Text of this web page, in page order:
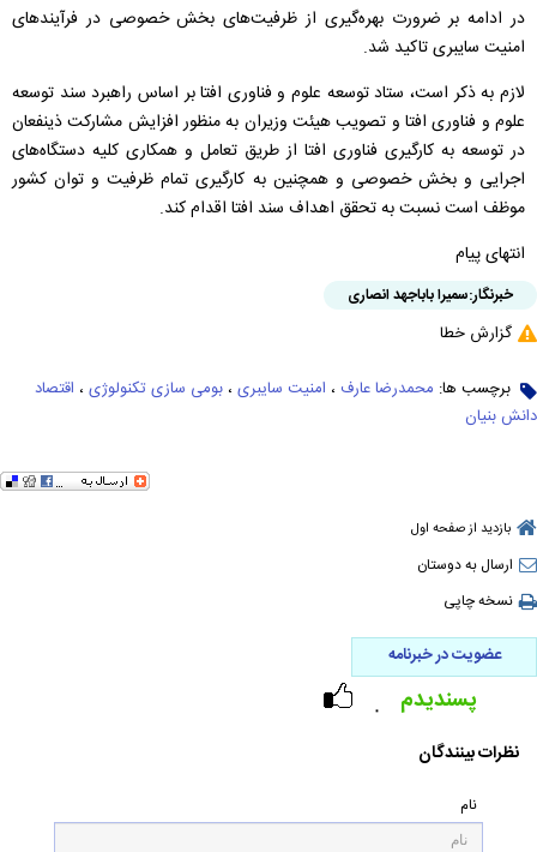
در ادامه بر ضرورت بهره‌گیری از ظرفیت‌های بخش خصوصی در فرآیند‌های
امنیت سایبری تاکید شد.
لازم به ذکر است، ستاد توسعه علوم و فناوری افتا بر اساس راهبرد سند توسعه
علوم و فناوری افتا و تصویب هیئت وزیران به منظور افزایش مشارکت ذینفعان
در توسعه به کارگیری فناوری افتا از طریق تعامل و همکاری کلیه دستگاه‌های
اجرایی و بخش خصوصی و همچنین به کارگیری تمام ظرفیت و توان کشور
موظف است نسبت به تحقق اهداف سند افتا اقدام کند.
انتهای پیام
خبرنگار:سمیرا باباجهد انصاری
گزارش خطا
برچسب ها: محمدرضا عارف ، امنیت سایبری ، بومی سازی تکنولوژی ، اقتصاد
دانش بنیان
بازدید از صفحه اول
ارسال به دوستان
نسخه چاپی
عضویت در خبرنامه
۰ پسندیدم
نظرات بینندگان
نام